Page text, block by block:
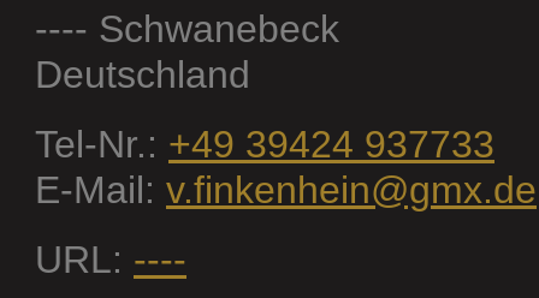
---- Schwanebeck
Deutschland
Tel-Nr.: +49 39424 937733
E-Mail: v.finkenhein@gmx.de
URL: ----